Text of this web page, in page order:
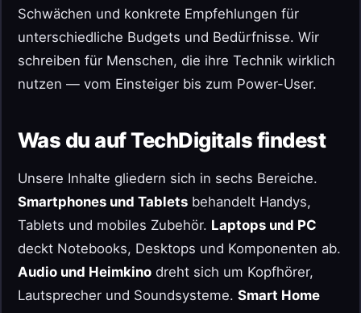
Schwächen und konkrete Empfehlungen für
unterschiedliche Budgets und Bedürfnisse. Wir
schreiben für Menschen, die ihre Technik wirklich
nutzen — vom Einsteiger bis zum Power-User.
Was du auf TechDigitals findest
Unsere Inhalte gliedern sich in sechs Bereiche.
Smartphones und Tablets behandelt Handys,
Tablets und mobiles Zubehör. Laptops und PC
deckt Notebooks, Desktops und Komponenten ab.
Audio und Heimkino dreht sich um Kopfhörer,
Lautsprecher und Soundsysteme. Smart Home